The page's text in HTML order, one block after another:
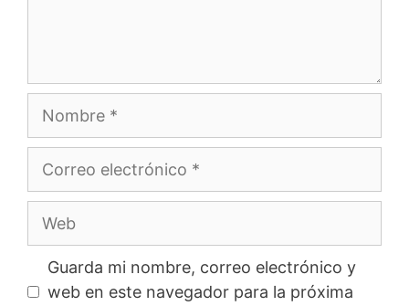
Nombre
Correo
Web
Guarda mi nombre, correo electrónico y
web en este navegador para la próxima